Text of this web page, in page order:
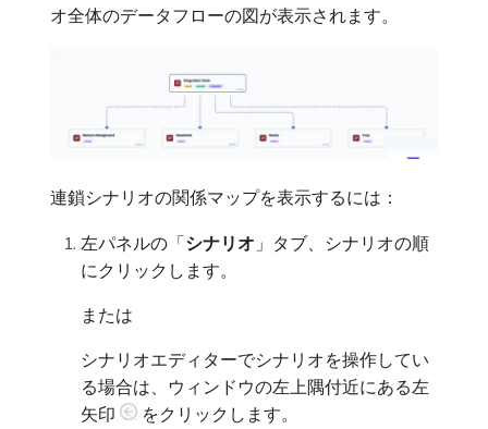
オ全体のデータフローの図が表示されます。
連鎖シナリオの関係マップを表示するには：
左パネルの「シナリオ 」タブ、シナリオの順
にクリックします。
または
シナリオエディターでシナリオを操作してい
る場合は、ウィンドウの左上隅付近にある左
矢印
をクリックします。